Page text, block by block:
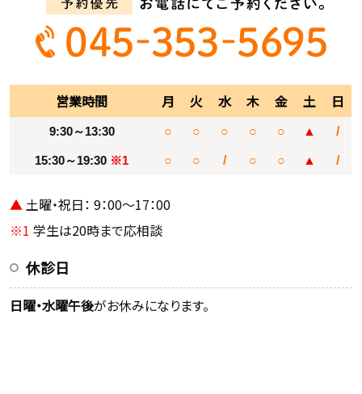
営業時間 月 火 水 木 金 土 日
9:30～13:30 ○ ○ ○ ○ ○ ▲ /
15:30～19:30 ※1 ○ ○ / ○ ○ ▲ /
▲ 土曜・祝日： 9：00～17：00
※1 学生は20時まで応相談
休診日
日曜・水曜午後がお休みになります。